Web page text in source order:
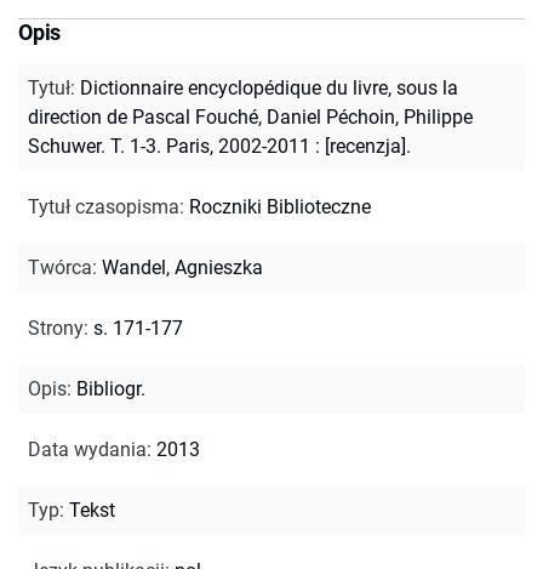
Opis
Tytuł: Dictionnaire encyclopédique du livre, sous la
direction de Pascal Fouché, Daniel Péchoin, Philippe
Schuwer. T. 1-3. Paris, 2002-2011 : [recenzja].
Tytuł czasopisma: Roczniki Biblioteczne
Twórca: Wandel, Agnieszka
Strony: s. 171-177
Opis: Bibliogr.
Data wydania: 2013
Typ: Tekst